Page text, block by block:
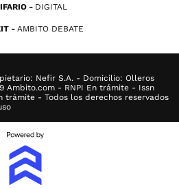
DIGITAL
AMBITO DEBATE
Nefir S.A. - Domicilio: Olleros
Ambito.com - RNPI En trámite - Issn
trámite - Todos los derechos reservados